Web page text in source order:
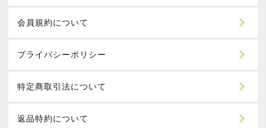
会員規約について
プライバシーポリシー
特定商取引法について
返品特約について